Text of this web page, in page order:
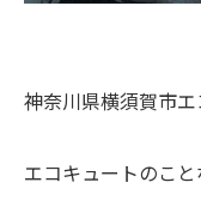
神奈川県横須賀市
エコキュートのこ